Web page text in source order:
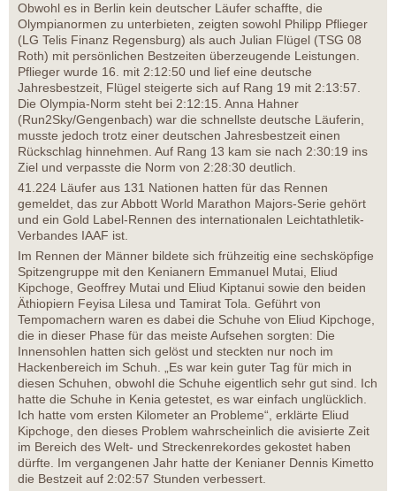
Obwohl es in Berlin kein deutscher Läufer schaffte, die
Olympianormen zu unterbieten, zeigten sowohl Philipp Pflieger
(LG Telis Finanz Regensburg) als auch Julian Flügel (TSG 08
Roth) mit persönlichen Bestzeiten überzeugende Leistungen.
Pflieger wurde 16. mit 2:12:50 und lief eine deutsche
Jahresbestzeit, Flügel steigerte sich auf Rang 19 mit 2:13:57.
Die Olympia-Norm steht bei 2:12:15. Anna Hahner
(Run2Sky/Gengenbach) war die schnellste deutsche Läuferin,
musste jedoch trotz einer deutschen Jahresbestzeit einen
Rückschlag hinnehmen. Auf Rang 13 kam sie nach 2:30:19 ins
Ziel und verpasste die Norm von 2:28:30 deutlich.
41.224 Läufer aus 131 Nationen hatten für das Rennen
gemeldet, das zur Abbott World Marathon Majors-Serie gehört
und ein Gold Label-Rennen des internationalen Leichtathletik-
Verbandes IAAF ist.
Im Rennen der Männer bildete sich frühzeitig eine sechsköpfige
Spitzengruppe mit den Kenianern Emmanuel Mutai, Eliud
Kipchoge, Geoffrey Mutai und Eliud Kiptanui sowie den beiden
Äthiopiern Feyisa Lilesa und Tamirat Tola. Geführt von
Tempomachern waren es dabei die Schuhe von Eliud Kipchoge,
die in dieser Phase für das meiste Aufsehen sorgten: Die
Innensohlen hatten sich gelöst und steckten nur noch im
Hackenbereich im Schuh. „Es war kein guter Tag für mich in
diesen Schuhen, obwohl die Schuhe eigentlich sehr gut sind. Ich
hatte die Schuhe in Kenia getestet, es war einfach unglücklich.
Ich hatte vom ersten Kilometer an Probleme“, erklärte Eliud
Kipchoge, den dieses Problem wahrscheinlich die avisierte Zeit
im Bereich des Welt- und Streckenrekordes gekostet haben
dürfte. Im vergangenen Jahr hatte der Kenianer Dennis Kimetto
die Bestzeit auf 2:02:57 Stunden verbessert.